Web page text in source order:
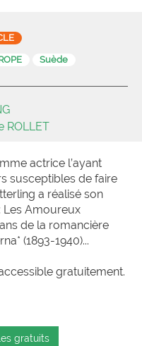
Suède
ROLLET
actrice l’ayant
susceptibles de faire
a réalisé son
Les Amoureux
de la romancière
(1893-1940)...
gratuitement.
gratuits